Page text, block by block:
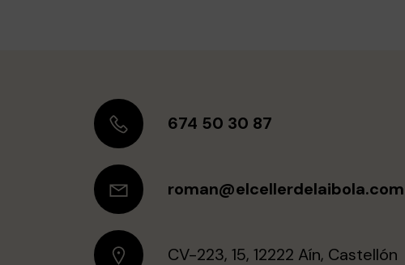
674 50 30 87
roman@elcellerdelaibola.com
CV-223, 15, 12222 Aín, Castellón